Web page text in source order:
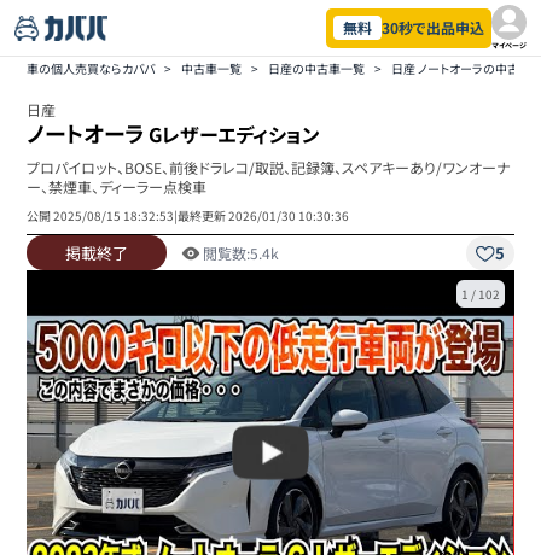
無料 30秒で出品申込
マイページ
車の個人売買ならカババ > 中古車一覧 > 日産の中古車一覧 > 日産 ノートオーラの中古車
日産
ノートオーラGレザーエディション
プロパイロット、BOSE、前後ドラレコ/取説、記録簿、スペアキーあり/ワンオーナ
ー、禁煙車、ディーラー点検車
公開2025/08/15 18:32:53|最終更新2026/01/30 10:30:36
掲載終了 閲覧数:5.4k 5
1 / 102